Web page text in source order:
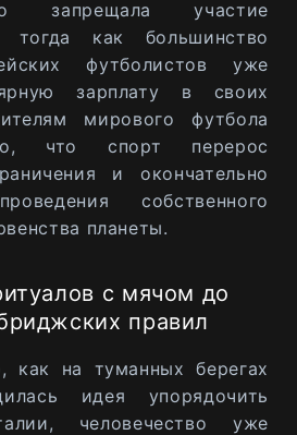
запрещала участие
тогда как большинство
футболистов уже
зарплату в своих
мирового футбола
что спорт перерос
и окончательно
собственного
планеты.
с мячом до
правил
как на туманных берегах
идея упорядочить
человечество уже